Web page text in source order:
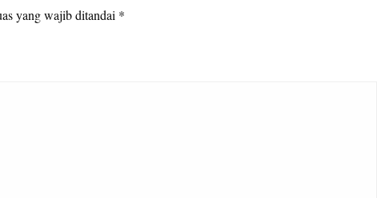
yang wajib ditandai *